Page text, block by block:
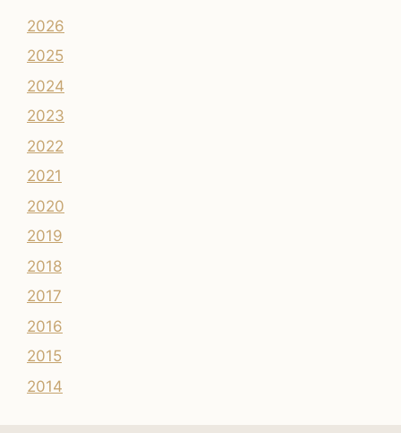
2026
2025
2024
2023
2022
2021
2020
2019
2018
2017
2016
2015
2014